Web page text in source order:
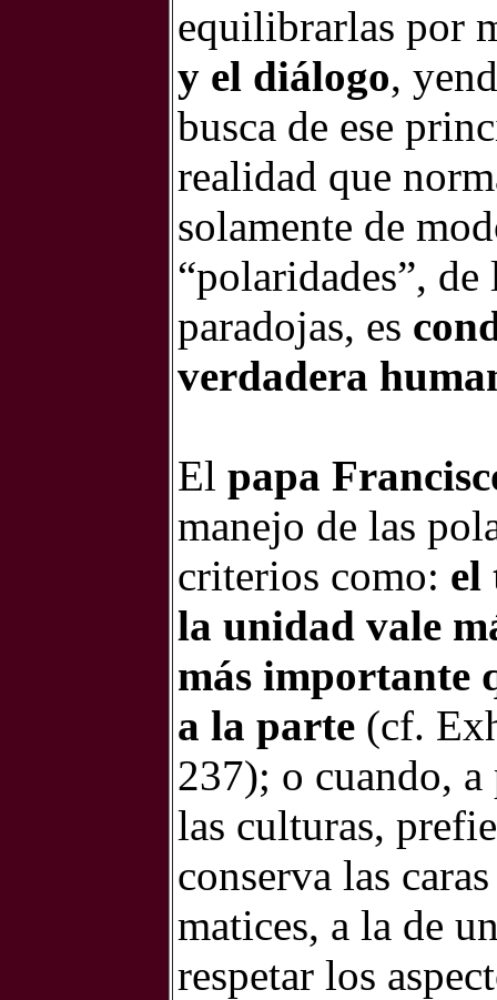
equilibrarlas por
y el diálogo,
busca de ese
realidad que
solamente de
“polaridades”,
paradojas, es
verdadera
El papa
manejo de las
criterios como: el
la unidad vale
más importante
a la parte (cf.
237); o cuando,
las culturas,
conserva las
matices, a la de
respetar los